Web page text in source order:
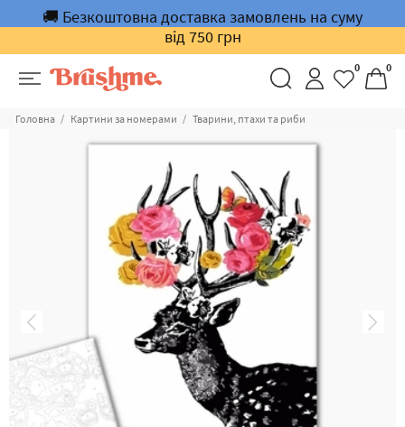
🚚 Безкоштовна доставка замовлень на суму
від 750 грн
0 0
Головна Картини за номерами Тварини, птахи та риби